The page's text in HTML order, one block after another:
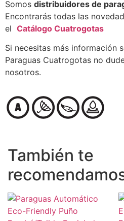
Somos distribuidores de
Encontrarás todas las
el Catálogo Cuatrogotas
Si necesitas más información
Paraguas Cuatrogotas no
nosotros.
También te